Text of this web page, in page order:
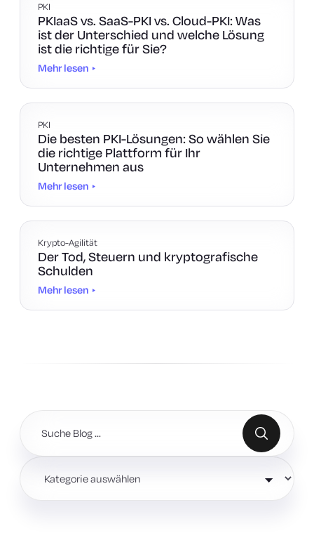
PKI
PKIaaS vs. SaaS-PKI vs. Cloud-PKI: Was
ist der Unterschied und welche Lösung
ist die richtige für Sie?
Mehr lesen
PKI
Die besten PKI-Lösungen: So wählen Sie
die richtige Plattform für Ihr
Unternehmen aus
Mehr lesen
Krypto-Agilität
Der Tod, Steuern und kryptografische
Schulden
Mehr lesen